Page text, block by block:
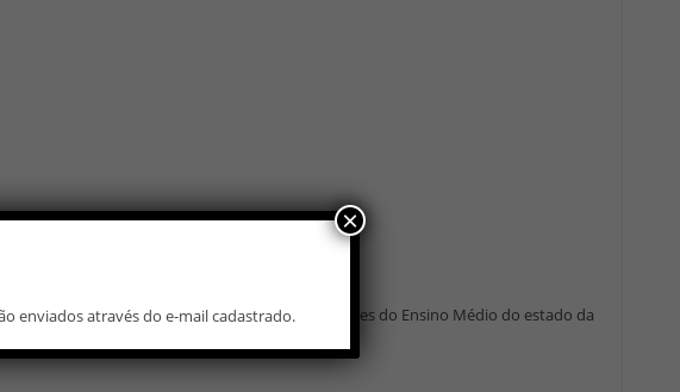
através de stand/biombo para os estudantes do Ensino Médio do estado da
enviados através do e-mail cadastrado.
×